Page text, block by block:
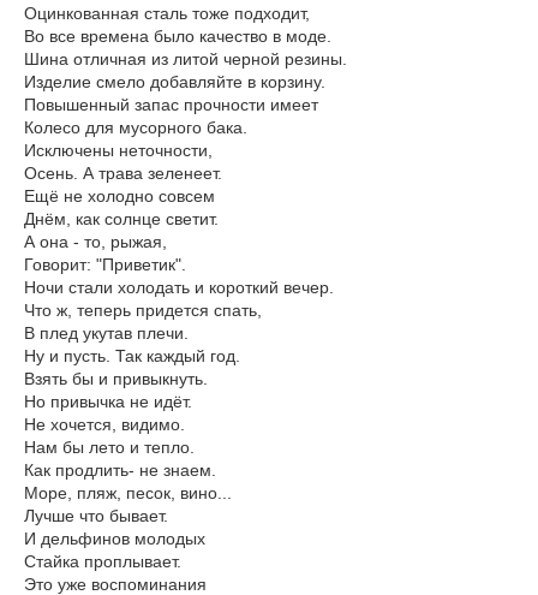
Оцинкованная сталь тоже подходит,
Во все времена было качество в моде.
Шина отличная из литой черной резины.
Изделие смело добавляйте в корзину.
Повышенный запас прочности имеет
Колесо для мусорного бака.
Исключены неточности,
Осень. А трава зеленеет.
Ещё не холодно совсем
Днём, как солнце светит.
А она - то, рыжая,
Говорит: "Приветик".
Ночи стали холодать и короткий вечер.
Что ж, теперь придется спать,
В плед укутав плечи.
Ну и пусть. Так каждый год.
Взять бы и привыкнуть.
Но привычка не идёт.
Не хочется, видимо.
Нам бы лето и тепло.
Как продлить- не знаем.
Море, пляж, песок, вино...
Лучше что бывает.
И дельфинов молодых
Стайка проплывает.
Это уже воспоминания